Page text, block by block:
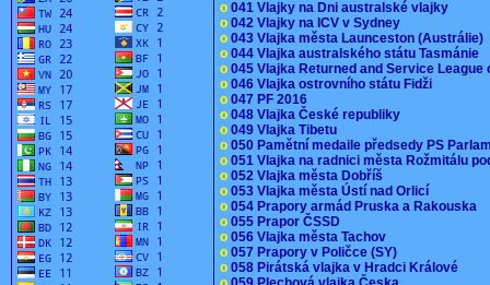
o 041 Vlajky na Dni australské vlajky
o 042 Vlajky na ICV v Sydney
o 043 Vlajka města Launceston (Austrálie)
o 044 Vlajka australského státu Tasmánie
o 045 Vlajka Returned and Service
o 046 Vlajka ostrovního státu Fidži
o 047 PF 2016
o 048 Vlajka České republiky
o 049 Vlajka Tibetu
o 050 Pamětní medaile předsedy PS
o 051 Vlajka na radnici města Rožmitálu
o 052 Vlajka města Dobříš
o 053 Vlajka města Ústí nad Orlicí
o 054 Prapory armád Pruska a Rakouska
o 055 Prapor ČSSD
o 056 Vlajka města Tachov
o 057 Prapory v Poličce (SY)
o 058 Pirátská vlajka v Hradci Králové